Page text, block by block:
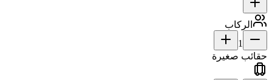
الركاب
1
حقائب صغيرة